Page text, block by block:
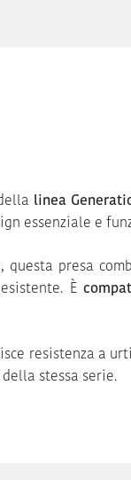
linea
essenziale e
questa presa
È
resistenza a
stessa serie.